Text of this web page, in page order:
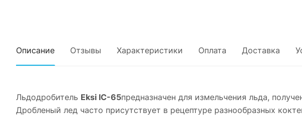
Описание Отзывы Характеристики Оплата Доставка
Льдодробитель Eksi IC-65предназначен для измельчения льда,
Дробленый лед часто присутствует в рецептуре разнообразных